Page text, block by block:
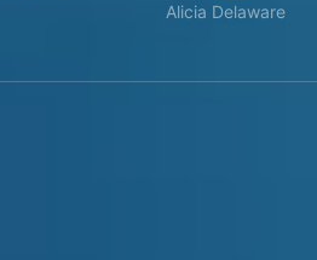
Alicia Delaware